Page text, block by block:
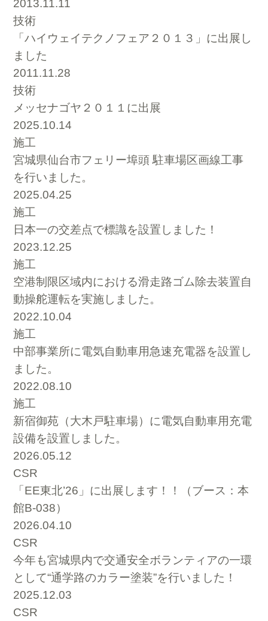
2013.11.11
技術
「ハイウェイテクノフェア２０１３」に出展し
ました
2011.11.28
技術
メッセナゴヤ２０１１に出展
2025.10.14
施工
宮城県仙台市フェリー埠頭 駐車場区画線工事
を行いました。
2025.04.25
施工
日本一の交差点で標識を設置しました！
2023.12.25
施工
空港制限区域内における滑走路ゴム除去装置自
動操舵運転を実施しました。
2022.10.04
施工
中部事業所に電気自動車用急速充電器を設置し
ました。
2022.08.10
施工
新宿御苑（大木戸駐車場）に電気自動車用充電
設備を設置しました。
2026.05.12
CSR
「EE東北’26」に出展します！！（ブース：本
館B-038）
2026.04.10
CSR
今年も宮城県内で交通安全ボランティアの一環
として“通学路のカラー塗装”を行いました！
2025.12.03
CSR